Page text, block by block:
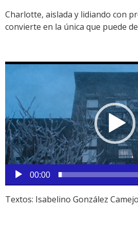
Charlotte, aislada y lidiando con
convierte en la única que puede
Reproductor
00:00
Textos: Isabelino González Camejo